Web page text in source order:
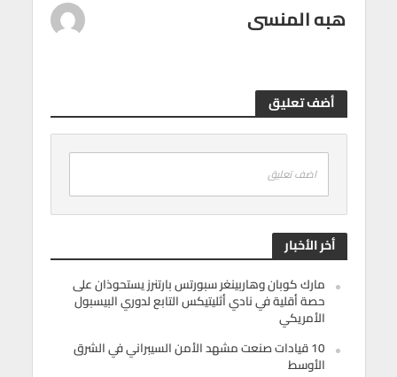
هبه المنسى
أضف تعليق
اضف تعليق
أخر الأخبار
مارك كوبان وهاربينغر سبورتس بارتنرز يستحوذان على
حصة أقلية في نادي أثليتيكس التابع لدوري البيسبول
الأمريكي
10 قيادات صنعت مشهد الأمن السيبراني في الشرق
الأوسط